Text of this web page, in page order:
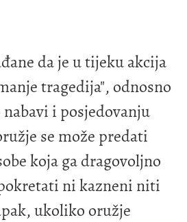
da je u tijeku akcija
tragedija", odnosno
i posjedovanju
se može predati
koja ga dragovoljno
ni kazneni niti
ukoliko oružje